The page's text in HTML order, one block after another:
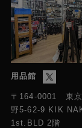
用品館
〒164-0001 東京
野5-62-9 KIK
1st.BLD 2階